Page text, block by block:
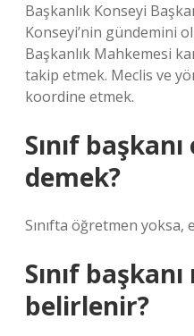
Başkanlık Konseyi
Konseyi’nin gündemini
Başkanlık Mahkemesi
takip etmek. Meclis ve
koordine etmek.
Sınıf
demek?
Sınıfta öğretmen yoksa,
Sınıf başkanı
belirlenir?